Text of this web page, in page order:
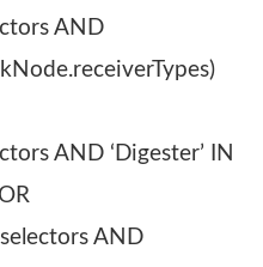
AND
AND ‘Digester’ IN
AND